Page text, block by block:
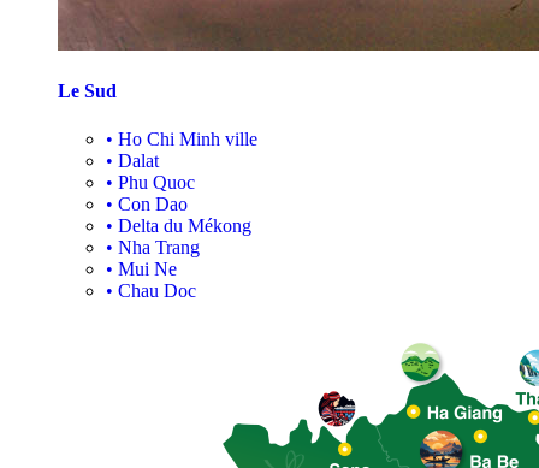
Le Sud
• Ho Chi Minh ville
• Dalat
• Phu Quoc
• Con Dao
• Delta du Mékong
• Nha Trang
• Mui Ne
• Chau Doc